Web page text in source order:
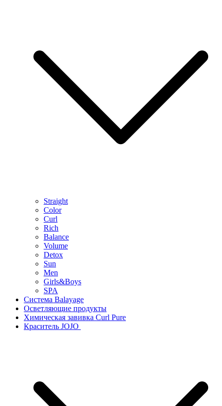
Straight
Color
Curl
Rich
Balance
Volume
Detox
Sun
Men
Girls&Boys
SPA
Система Balayage
Осветляющие продукты
Химическая завивка Curl Pure
Краситель JOJO